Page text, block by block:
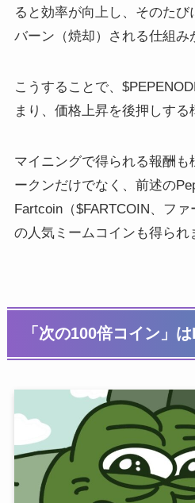
ると効率が向上し、そのた
バーン（焼却）される仕組み
こうすることで、
まり、価格上昇を後押しする
マイニングで得られる報酬も
ークンだけでなく、前述の
Fartcoin（$FARTCOIN、フ
の人気ミームコインも得られ
「次の100倍コイン」